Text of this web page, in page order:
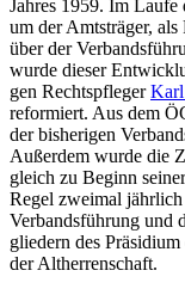
Jah­res 1959. Im
um der Amts­trä­ger,
über der
wurde die­ser
gen Rechts­pfle­ger
re­for­miert. Aus dem
der bis­he­ri­gen
Au­ßer­dem wurde die
gleich zu Be­ginn
Regel zwei­mal
Ver­bands­füh­rung und
glie­dern des
der Alt­her­ren­schaft.